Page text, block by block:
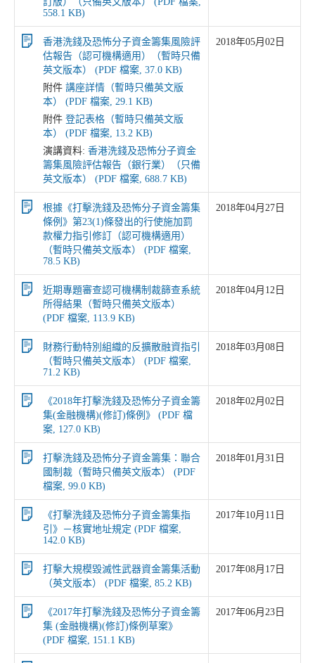
558.1 KB)
香港洗錢及恐怖分子資金籌集風險評
估報告（認可機構適用）（暫時只備
英文版本） (PDF 檔案, 37.0 KB)
附件 講座詳情（暫時只備英文版
本） (PDF 檔案, 29.1 KB)
附件 登記表格（暫時只備英文版
本） (PDF 檔案, 13.2 KB)
演講資料: 香港洗錢及恐怖分子資金
籌集風險評估報告（銀行業）（只備
英文版本） (PDF 檔案, 688.7 KB)
2018年05月02日
根據《打擊洗錢及恐怖分子資金籌集
條例》第23(1)條發出的行使施加罰
款權力指引修訂（認可機構適用）
（暫時只備英文版本） (PDF 檔案,
78.5 KB)
2018年04月27日
近期專題審查認可機構制裁篩查系統
所得結果（暫時只備英文版本）
(PDF 檔案, 113.9 KB)
2018年04月12日
財務行動特別組織的反擴散融資指引
（暫時只備英文版本） (PDF 檔案,
71.2 KB)
2018年03月08日
《2018年打擊洗錢及恐怖分子資金籌
集(金融機構)(修訂)條例》 (PDF 檔
案, 127.0 KB)
2018年02月02日
打擊洗錢及恐怖分子資金籌集：聯合
國制裁（暫時只備英文版本） (PDF
檔案, 99.0 KB)
2018年01月31日
《打擊洗錢及恐怖分子資金籌集指
引》－核實地址規定 (PDF 檔案,
142.0 KB)
2017年10月11日
打擊大規模毀滅性武器資金籌集活動
（英文版本） (PDF 檔案, 85.2 KB)
2017年08月17日
《2017年打擊洗錢及恐怖分子資金籌
集 (金融機構)(修訂)條例草案》
(PDF 檔案, 151.1 KB)
2017年06月23日